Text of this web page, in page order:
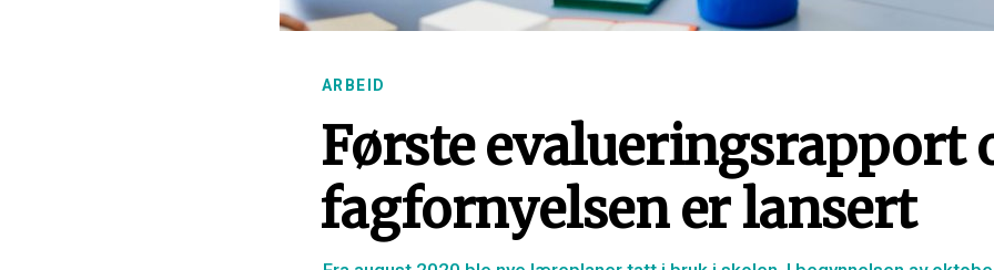
ARBEID
Første evalueringsrapport
fagfornyelsen er lansert